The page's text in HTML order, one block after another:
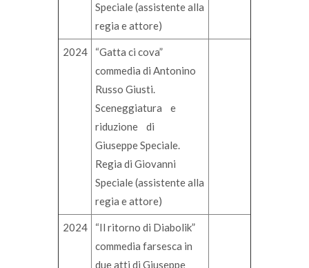
Speciale (assistente alla
regia e attore)
2024
“Gatta ci cova”
commedia di Antonino
Russo Giusti.
Sceneggiatura e
riduzione di
Giuseppe Speciale.
Regia di Giovanni
Speciale (assistente alla
regia e attore)
2024
“Il ritorno di Diabolik”
commedia farsesca in
due atti di Giuseppe